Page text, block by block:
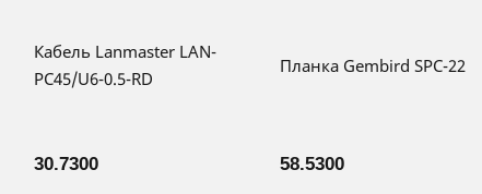
Кабель Lanmaster LAN-
PC45/U6-0.5-RD
30.7300
Планка Gembird SPC-22
58.5300